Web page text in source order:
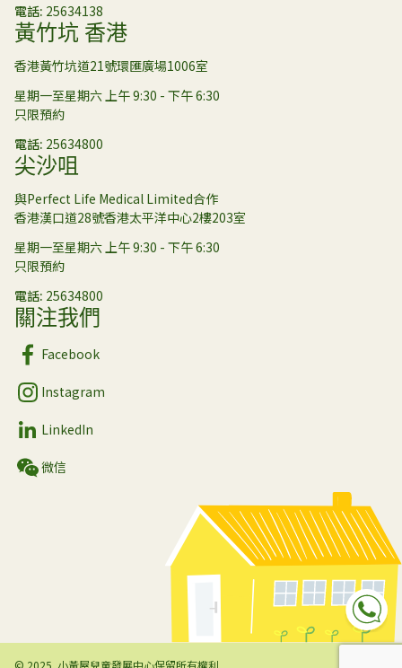
電話 25634138
黃竹坑 香港
香港黃竹坑道21號環匯廣場1006室
星期一至星期六 上午 9:30 - 下午 6:30
只限預約
電話 25634800
尖沙咀
與Perfect Life Medical Limited合作
香港漢口道28號香港太平洋中心2樓203室
星期一至星期六 上午 9:30 - 下午 6:30
只限預約
電話 25634800
關注我們
Facebook
Instagram
LinkedIn
微信
© 2025. 小黃屋兒童發展中心保留所有權利